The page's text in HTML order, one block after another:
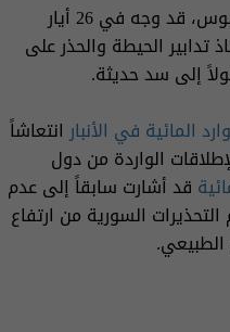
دبوس، قد وجه في 26 أيار
تدابير الحيطة والحذر على
إلى سد حديثة.
المائية في الأنبارانتعاشاً
الواردة من دول
قد أشارت سابقاً إلى عدم
السورية من ارتفاع